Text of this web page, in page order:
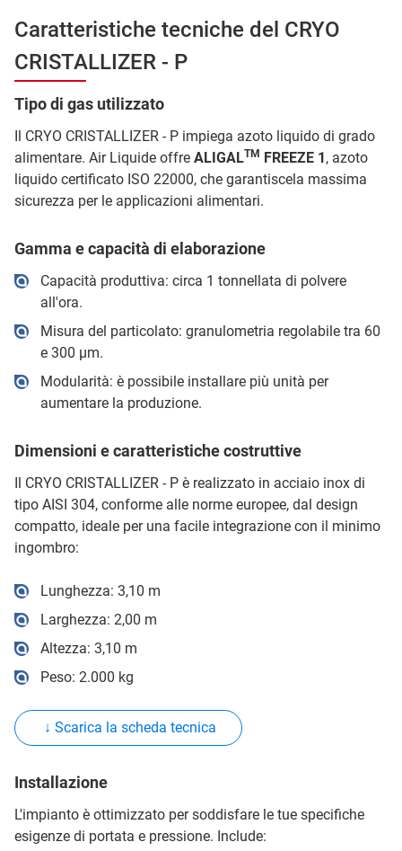
Caratteristiche tecniche del CRYO
CRISTALLIZER - P
Tipo di gas utilizzato
Il CRYO CRISTALLIZER - P impiega azoto liquido di grado
alimentare. Air Liquide offre ALIGALTM FREEZE 1, azoto
liquido certificato ISO 22000, che garantiscela massima
sicurezza per le applicazioni alimentari.
Gamma e capacità di elaborazione
Capacità produttiva: circa 1 tonnellata di polvere
all'ora.
Misura del particolato: granulometria regolabile tra 60
e 300 μm.
Modularità: è possibile installare più unità per
aumentare la produzione.
Dimensioni e caratteristiche costruttive
Il CRYO CRISTALLIZER - P è realizzato in acciaio inox di
tipo AISI 304, conforme alle norme europee, dal design
compatto, ideale per una facile integrazione con il minimo
ingombro:
Lunghezza: 3,10 m
Larghezza: 2,00 m
Altezza: 3,10 m
Peso: 2.000 kg
↓ Scarica la scheda tecnica
Installazione
L'impianto è ottimizzato per soddisfare le tue specifiche
esigenze di portata e pressione. Include: